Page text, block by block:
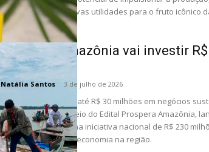
planta e explorar novas utilidades para o fruto icônico
Prospera Amazônia vai investir
Amazonas
Natália Santos - 3 de julho de 2026
O BNDES vai investir até R$ 30 milhões em negócios
do Amazonas por meio do Edital Prospera Amazônia,
programa integra uma iniciativa nacional de R$ 230
fortalecer a sociobioeconomia na região.